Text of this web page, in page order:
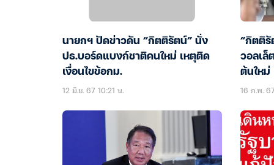
นายกฯ ปัดข่าวดัน “กิตติรัตน์” นั่ง
ปธ.บอร์ดแบงก์ชาติคนใหม่ เหตุติด
เงื่อนไขข้อกม.
12 มิ.ย. 67 10:21 น.
“กิตติรั
วอลเล็
ต้นใหม่
16 ก.พ.